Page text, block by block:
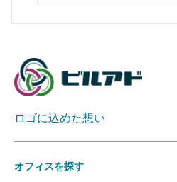
ロゴに込めた想い
オフィスを探す